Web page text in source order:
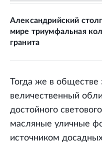
Александрийский
мире триумфальная
гранита
Тогда же в обществе
величественный
достойного
масляные уличные
источником